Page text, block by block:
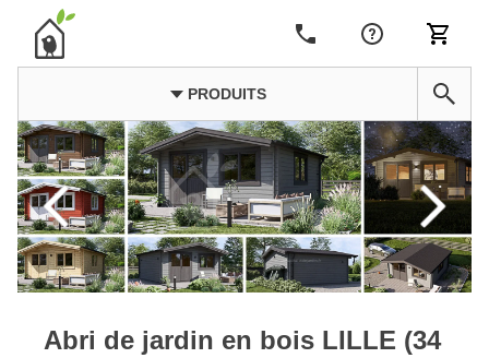
PRODUITS
Abri de jardin en bois LILLE (34